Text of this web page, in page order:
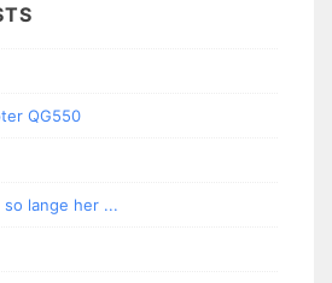
QG550
lange her ...